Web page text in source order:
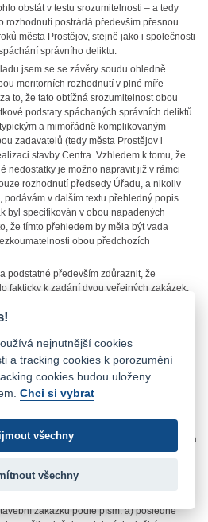
obstát v testu srozumitelnosti – a tedy
rozhodnutí postrádá především přesnou
města Prostějov, stejně jako i společnosti
správního deliktu.
jsem se se závěry soudu ohledně
meritorních rozhodnutí v plné míře
to, že tato obtížná srozumitelnost obou
podstaty spáchaných správních deliktů
a mimořádně komplikovaným
zadavatelů (tedy města Prostějov i
stavby Centra. Vzhledem k tomu, že
nedostatky je možno napravit již v rámci
rozhodnutí předsedy Úřadu, a nikoliv
v dalším textu přehledný popis
byl specifikován v obou napadených
že tímto přehledem by měla být vada
obou předchozích
podstatné především zdůraznit, že
fakticky k zadání dvou veřejných zakázek,
o zakázky, které se v podstatné části
se jednoznačně jednalo o veřejné
Úřad zadání obou veřejných zakázek
a II. výroku prvostupňového rozhodnutí.
1 písm. e) zákona – zadavatel město
byla zakázka zadaná Dohodou o VPP,
Prostějov. Jedná se o stavební zakázku,
1 písm. e) zákona v části této definice za
zakázku na provedení jakýchkoli
požadavků určených zadavatelem, …
nebo podobných služeb
Město Prostějov tak nezadalo
zakázku podle písm. a) posledně
nejnutnější cookies
a tracking cookies k porozumění
cookies budou uloženy
Chci si vybrat
všechny
všechny